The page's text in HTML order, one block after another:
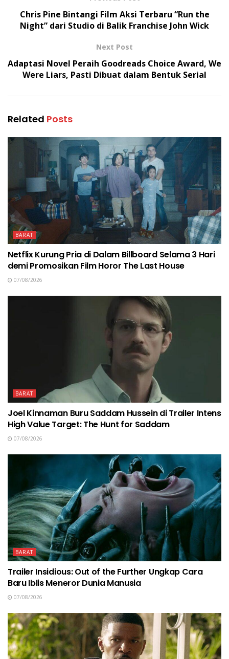
Chris Pine Bintangi Film Aksi Terbaru “Run the
Night” dari Studio di Balik Franchise John Wick
Next Post
Adaptasi Novel Peraih Goodreads Choice Award, We
Were Liars, Pasti Dibuat dalam Bentuk Serial
Related Posts
BARAT
Netflix Kurung Pria di Dalam Billboard Selama 3 Hari
demi Promosikan Film Horor The Last House
07/08/2026
BARAT
Joel Kinnaman Buru Saddam Hussein di Trailer Intens
High Value Target: The Hunt for Saddam
07/08/2026
BARAT
Trailer Insidious: Out of the Further Ungkap Cara
Baru Iblis Meneror Dunia Manusia
07/08/2026